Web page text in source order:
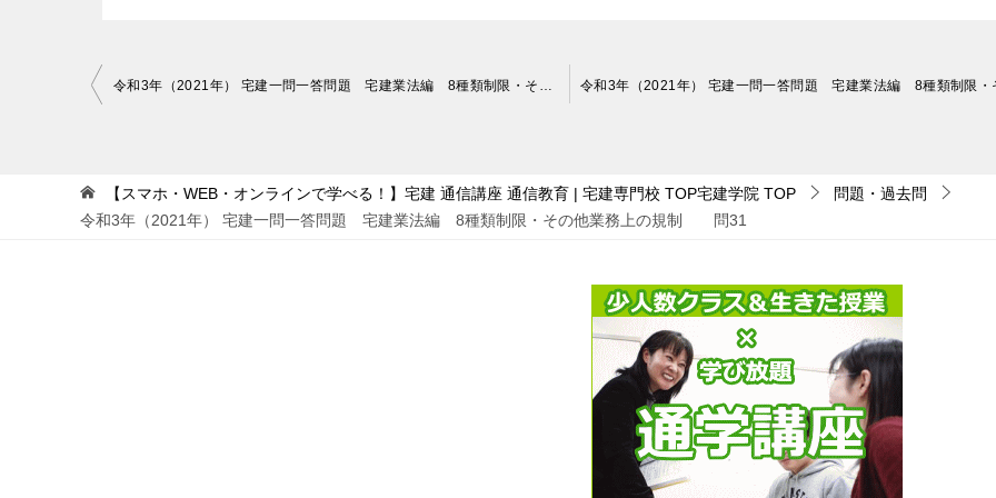
投
ビ
ゲ
令和3年（2021年） 宅建一問一答問題 宅建業法編 8種類制限・その他業務上の規制 問30
【スマホ・WEB・オンラインで学べる！】宅建 通信講座 通信教育 | 宅建専門校 TOP宅建学院 TOP
問題・過去問
令和3年（2021年） 宅建一問一答問題 宅建業法編 8種類制限・その他業務上の規制 問31